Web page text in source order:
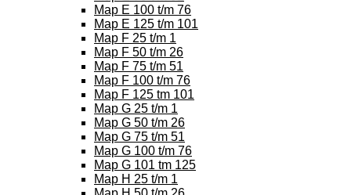
Map E 100 t/m 76
Map E 125 t/m 101
Map F 25 t/m 1
Map F 50 t/m 26
Map F 75 t/m 51
Map F 100 t/m 76
Map F 125 tm 101
Map G 25 t/m 1
Map G 50 t/m 26
Map G 75 t/m 51
Map G 100 t/m 76
Map G 101 tm 125
Map H 25 t/m 1